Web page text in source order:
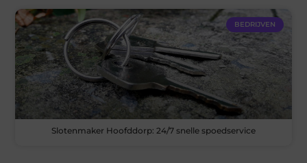
BEDRIJVEN
Slotenmaker Hoofddorp: 24/7 snelle spoedservice